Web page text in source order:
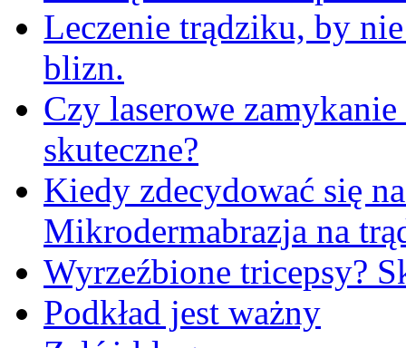
Leczenie trądziku, by
blizn.
Czy laserowe
skuteczne?
Kiedy zdecydować się
Mikrodermabrazja na
Wyrzeźbione tricepsy?
Podkład jest ważny